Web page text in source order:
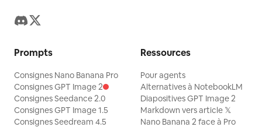
Prompts
Consignes Nano Banana Pro
Consignes GPT Image 2
Consignes Seedance 2.0
Consignes GPT Image 1.5
Consignes Seedream 4.5
Ressources
Pour agents
Alternatives à NotebookLM
Diapositives GPT Image 2
Markdown vers article 𝕏
Nano Banana 2 face à Pro